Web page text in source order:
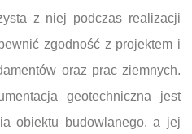
z niej podczas realizacji
zgodność z projektem i
oraz prac ziemnych.
geotechniczna jest
obiektu budowlanego, a jej